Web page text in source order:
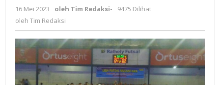
16 Mei 2023 oleh Tim Redaksi-
9475 Dilihat
oleh Tim Redaksi